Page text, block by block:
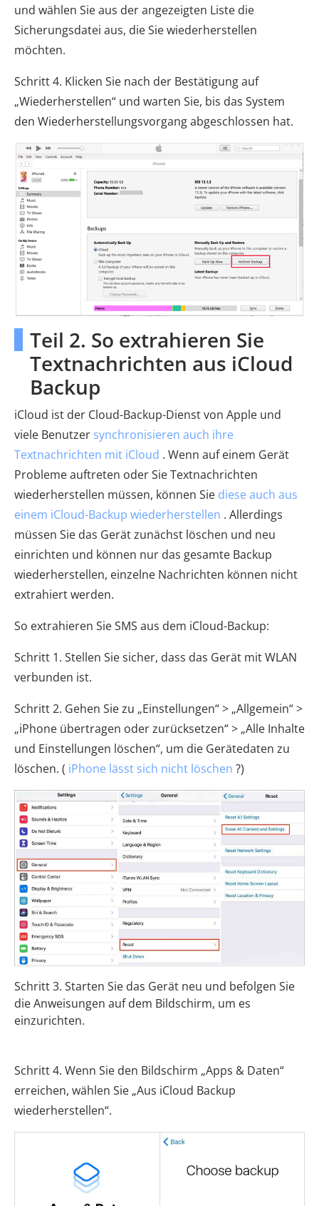
und wählen Sie aus der angezeigten Liste die
Sicherungsdatei aus, die Sie wiederherstellen
möchten.
Schritt 4. Klicken Sie nach der Bestätigung auf
„Wiederherstellen“ und warten Sie, bis das System
den Wiederherstellungsvorgang abgeschlossen hat.
Teil 2. So extrahieren Sie
Textnachrichten aus iCloud
Backup
iCloud ist der Cloud-Backup-Dienst von Apple und
viele Benutzer synchronisieren auch ihre
Textnachrichten mit iCloud . Wenn auf einem Gerät
Probleme auftreten oder Sie Textnachrichten
wiederherstellen müssen, können Sie diese auch aus
einem iCloud-Backup wiederherstellen . Allerdings
müssen Sie das Gerät zunächst löschen und neu
einrichten und können nur das gesamte Backup
wiederherstellen, einzelne Nachrichten können nicht
extrahiert werden.
So extrahieren Sie SMS aus dem iCloud-Backup:
Schritt 1. Stellen Sie sicher, dass das Gerät mit WLAN
verbunden ist.
Schritt 2. Gehen Sie zu „Einstellungen“ > „Allgemein“ >
„iPhone übertragen oder zurücksetzen“ > „Alle Inhalte
und Einstellungen löschen“, um die Gerätedaten zu
löschen. ( iPhone lässt sich nicht löschen ?)
Schritt 3. Starten Sie das Gerät neu und befolgen Sie
die Anweisungen auf dem Bildschirm, um es
einzurichten.
Schritt 4. Wenn Sie den Bildschirm „Apps & Daten“
erreichen, wählen Sie „Aus iCloud Backup
wiederherstellen“.